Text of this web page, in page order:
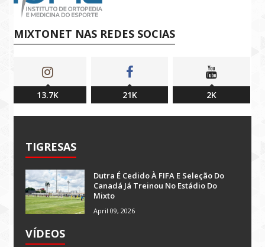
MIXTONET NAS REDES SOCIAS
13.7K 21K 2K
TIGRESAS
Dutra É Cedido À FIFA E Seleção Do
Canadá Já Treinou No Estádio Do
Mixto
April 09, 2026
VÍDEOS